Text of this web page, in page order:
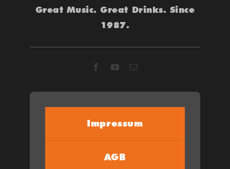
Great Music. Great Drinks. Since
1987.
Impressum
AGB